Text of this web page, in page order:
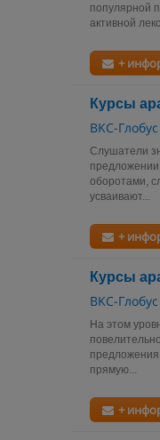
популярной
активной
+
Курсы
BKC-Глобус
Слушатели
оборотами,
усваивают...
+
Курсы
BKC-Глобус
На этом
прямую...
+